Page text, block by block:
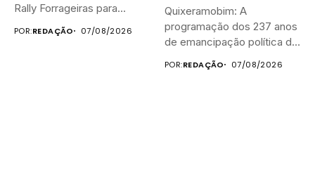
Rally Forrageiras para...
POR:REDAÇÃO 07/08/2026
Quixeramobim: A
programação dos 237 anos
de emancipação política de
POR:REDAÇÃO 07/08/2026